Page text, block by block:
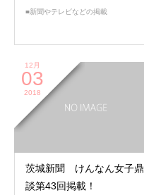
■新聞やテレビなどの掲載
12月
03
2018
茨城新聞 けんなん女子鼎
談第43回掲載！